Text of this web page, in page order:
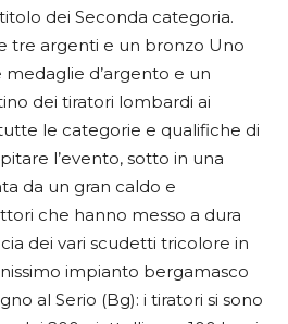
dei Seconda categoria.
tre argenti e un bronzo Uno
d’argento e un
dei tiratori lombardi ai
le categorie e qualifiche di
l’evento, sotto in una
da un gran caldo e
che hanno messo a dura
dei vari scudetti tricolore in
impianto bergamasco
al Serio (Bg): i tiratori si sono